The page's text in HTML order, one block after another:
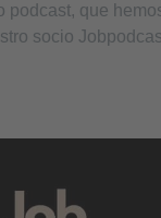
podcast, que
socio